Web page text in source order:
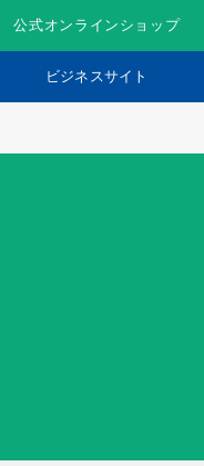
公式オンラインショップ
ビジネスサイト